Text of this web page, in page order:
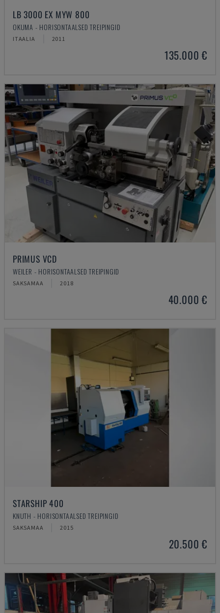
LB 3000 EX MYW 800
OKUMA - HORISONTAALSED TREIPINGID
ITAALIA 2011
135.000 €
PRIMUS VCD
WEILER - HORISONTAALSED TREIPINGID
SAKSAMAA 2018
40.000 €
STARSHIP 400
KNUTH - HORISONTAALSED TREIPINGID
SAKSAMAA 2015
20.500 €